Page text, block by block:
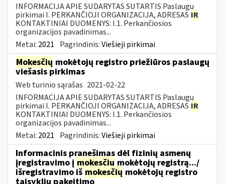
INFORMACIJA APIE SUDARYTAS SUTARTIS Paslaugų
pirkimai I. PERKANČIOJI ORGANIZACIJA, ADRESAS IR
KONTAKTINIAI DUOMENYS: I.1. Perkančiosios
organizacijos pavadinimas...
Metai: 2021 Pagrindinis:Viešieji pirkimai
Mokesčių mokėtojų registro priežiūros paslaugų
viešasis pirkimas
Web turinio sąrašas 2021-02-22
INFORMACIJA APIE SUDARYTAS SUTARTIS Paslaugų
pirkimai I. PERKANČIOJI ORGANIZACIJA, ADRESAS IR
KONTAKTINIAI DUOMENYS: I.1. Perkančiosios
organizacijos pavadinimas...
Metai: 2021 Pagrindinis:Viešieji pirkimai
Informacinis pranešimas dėl fizinių asmenų
įregistravimo į mokesčių mokėtojų registrą.../
išregistravimo išmokesčių mokėtojų registro
taisyklių pakeitimo